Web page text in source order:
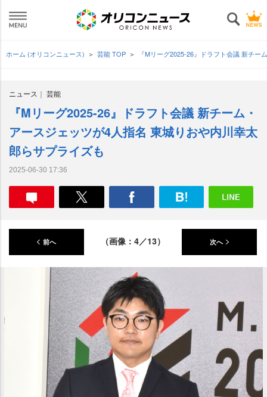
ホーム (オリコンニュース) 芸能 TOP 『Mリーグ2025-26』ドラフト会議 新チ
ニュース 芸能
『Mリーグ2025-26』ドラフト会議 新チーム・
アースジェッツが4人指名 東城りおや内川幸太
郎らサプライズも
2025-06-30 17:36
前へ （画像：4／13） 次へ